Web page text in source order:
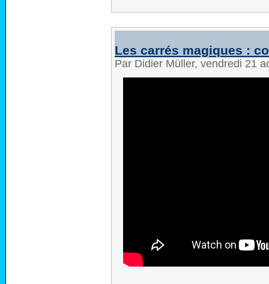
Les carrés magiques :
Par Didier Müller, vendredi 21